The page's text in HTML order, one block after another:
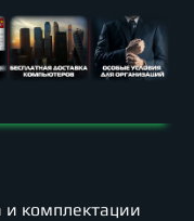
комплектации